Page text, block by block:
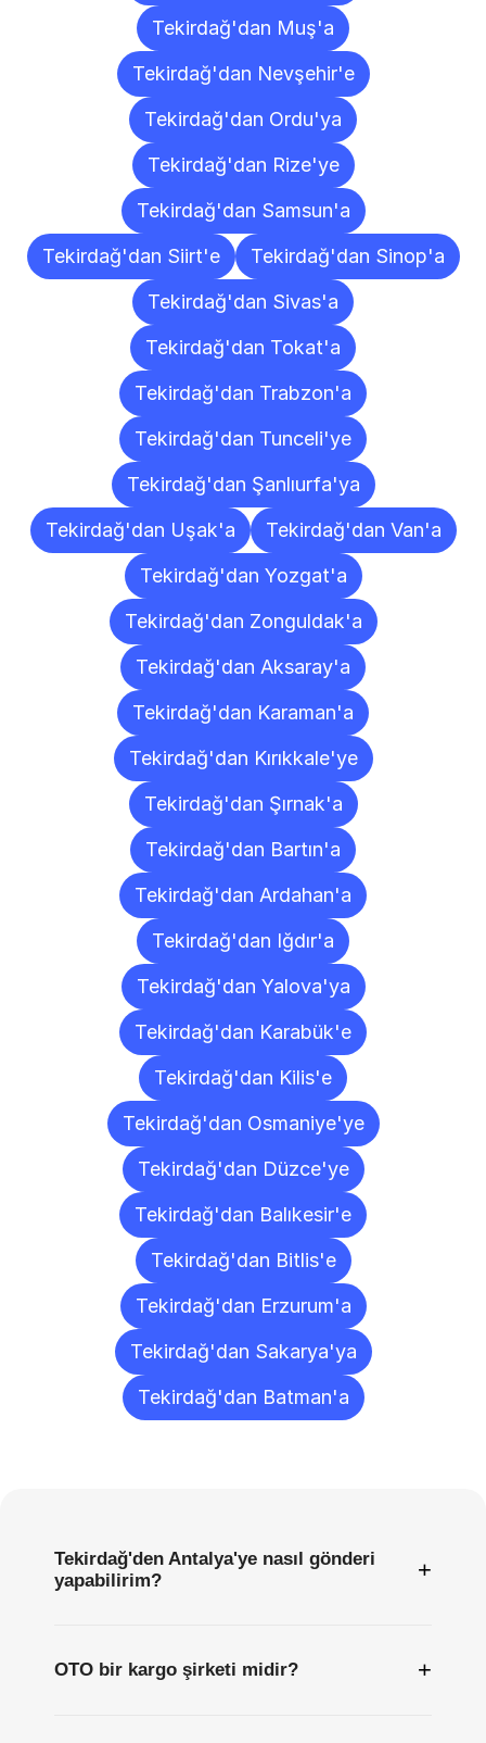
Tekirdağ'dan Muş'a
Tekirdağ'dan Nevşehir'e
Tekirdağ'dan Ordu'ya
Tekirdağ'dan Rize'ye
Tekirdağ'dan Samsun'a
Tekirdağ'dan Siirt'e
Tekirdağ'dan Sinop'a
Tekirdağ'dan Sivas'a
Tekirdağ'dan Tokat'a
Tekirdağ'dan Trabzon'a
Tekirdağ'dan Tunceli'ye
Tekirdağ'dan Şanlıurfa'ya
Tekirdağ'dan Uşak'a
Tekirdağ'dan Van'a
Tekirdağ'dan Yozgat'a
Tekirdağ'dan Zonguldak'a
Tekirdağ'dan Aksaray'a
Tekirdağ'dan Karaman'a
Tekirdağ'dan Kırıkkale'ye
Tekirdağ'dan Şırnak'a
Tekirdağ'dan Bartın'a
Tekirdağ'dan Ardahan'a
Tekirdağ'dan Iğdır'a
Tekirdağ'dan Yalova'ya
Tekirdağ'dan Karabük'e
Tekirdağ'dan Kilis'e
Tekirdağ'dan Osmaniye'ye
Tekirdağ'dan Düzce'ye
Tekirdağ'dan Balıkesir'e
Tekirdağ'dan Bitlis'e
Tekirdağ'dan Erzurum'a
Tekirdağ'dan Sakarya'ya
Tekirdağ'dan Batman'a
Tekirdağ'den Antalya'ye nasıl gönderi
yapabilirim?
+
OTO bir kargo şirketi midir? +